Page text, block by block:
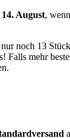
August,
noch 13
Falls mehr